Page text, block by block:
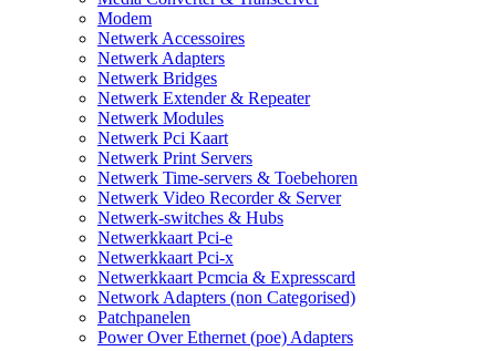
Modem
Netwerk Accessoires
Netwerk Adapters
Netwerk Bridges
Netwerk Extender & Repeater
Netwerk Modules
Netwerk Pci Kaart
Netwerk Print Servers
Netwerk Time-servers & Toebehoren
Netwerk Video Recorder & Server
Netwerk-switches & Hubs
Netwerkkaart Pci-e
Netwerkkaart Pci-x
Netwerkkaart Pcmcia & Expresscard
Network Adapters (non Categorised)
Patchpanelen
Power Over Ethernet (poe) Adapters